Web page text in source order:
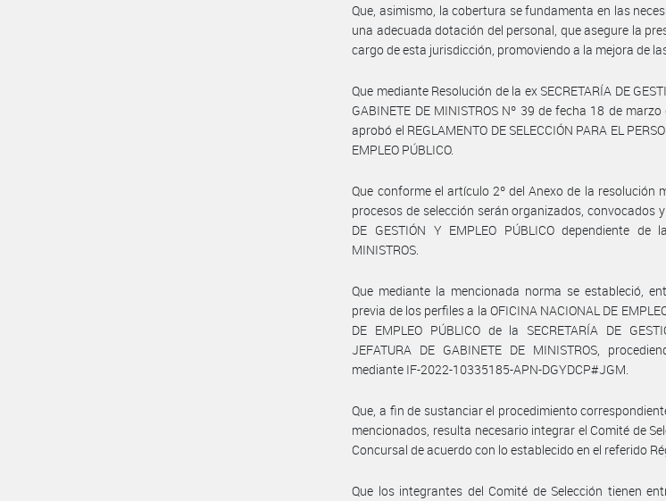
Que, asimismo, la cobertura se fundamenta en las
una adecuada dotación del personal, que asegure la
cargo de esta jurisdicción, promoviendo a la mejora de
Que mediante Resolución de la ex SECRETARÍA DE
GABINETE DE MINISTROS Nº 39 de fecha 18 de
aprobó el REGLAMENTO DE SELECCIÓN PARA EL
EMPLEO PÚBLICO.
Que conforme el artículo 2º del Anexo de la resolución
procesos de selección serán organizados, convocados
DE GESTIÓN Y EMPLEO PÚBLICO dependiente de
MINISTROS.
Que mediante la mencionada norma se estableció,
previa de los perfiles a la OFICINA NACIONAL DE
DE EMPLEO PÚBLICO de la SECRETARÍA DE
JEFATURA DE GABINETE DE MINISTROS,
mediante IF-2022-10335185-APN-DGYDCP#JGM.
Que, a fin de sustanciar el procedimiento
mencionados, resulta necesario integrar el Comité de
Concursal de acuerdo con lo establecido en el referido
Que los integrantes del Comité de Selección tienen